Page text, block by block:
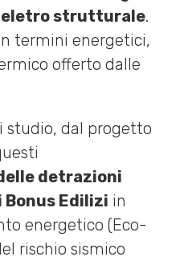
strutturale.
termini energetici,
offerto dalle
studio, dal progetto
detrazioni
Edilizi in
energetico (Eco-
rischio sismico